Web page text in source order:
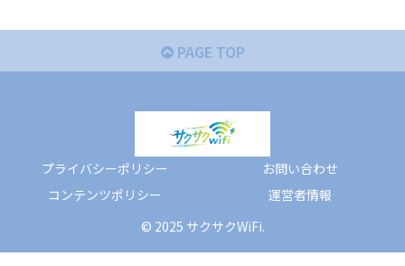
PAGE TOP
プライバシーポリシー
お問い合わせ
コンテンツポリシー
運営者情報
© 2025 サクサクWiFi.